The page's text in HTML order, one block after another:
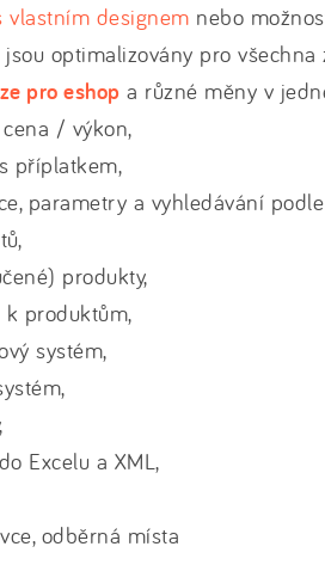
vlastním designem nebo
jsou optimalizovány pro všechna
pro eshop a různé měny v
/ výkon,
příplatkem,
parametry a vyhledávání
produkty,
produktům,
systém,
Excelu a XML,
odběrná místa